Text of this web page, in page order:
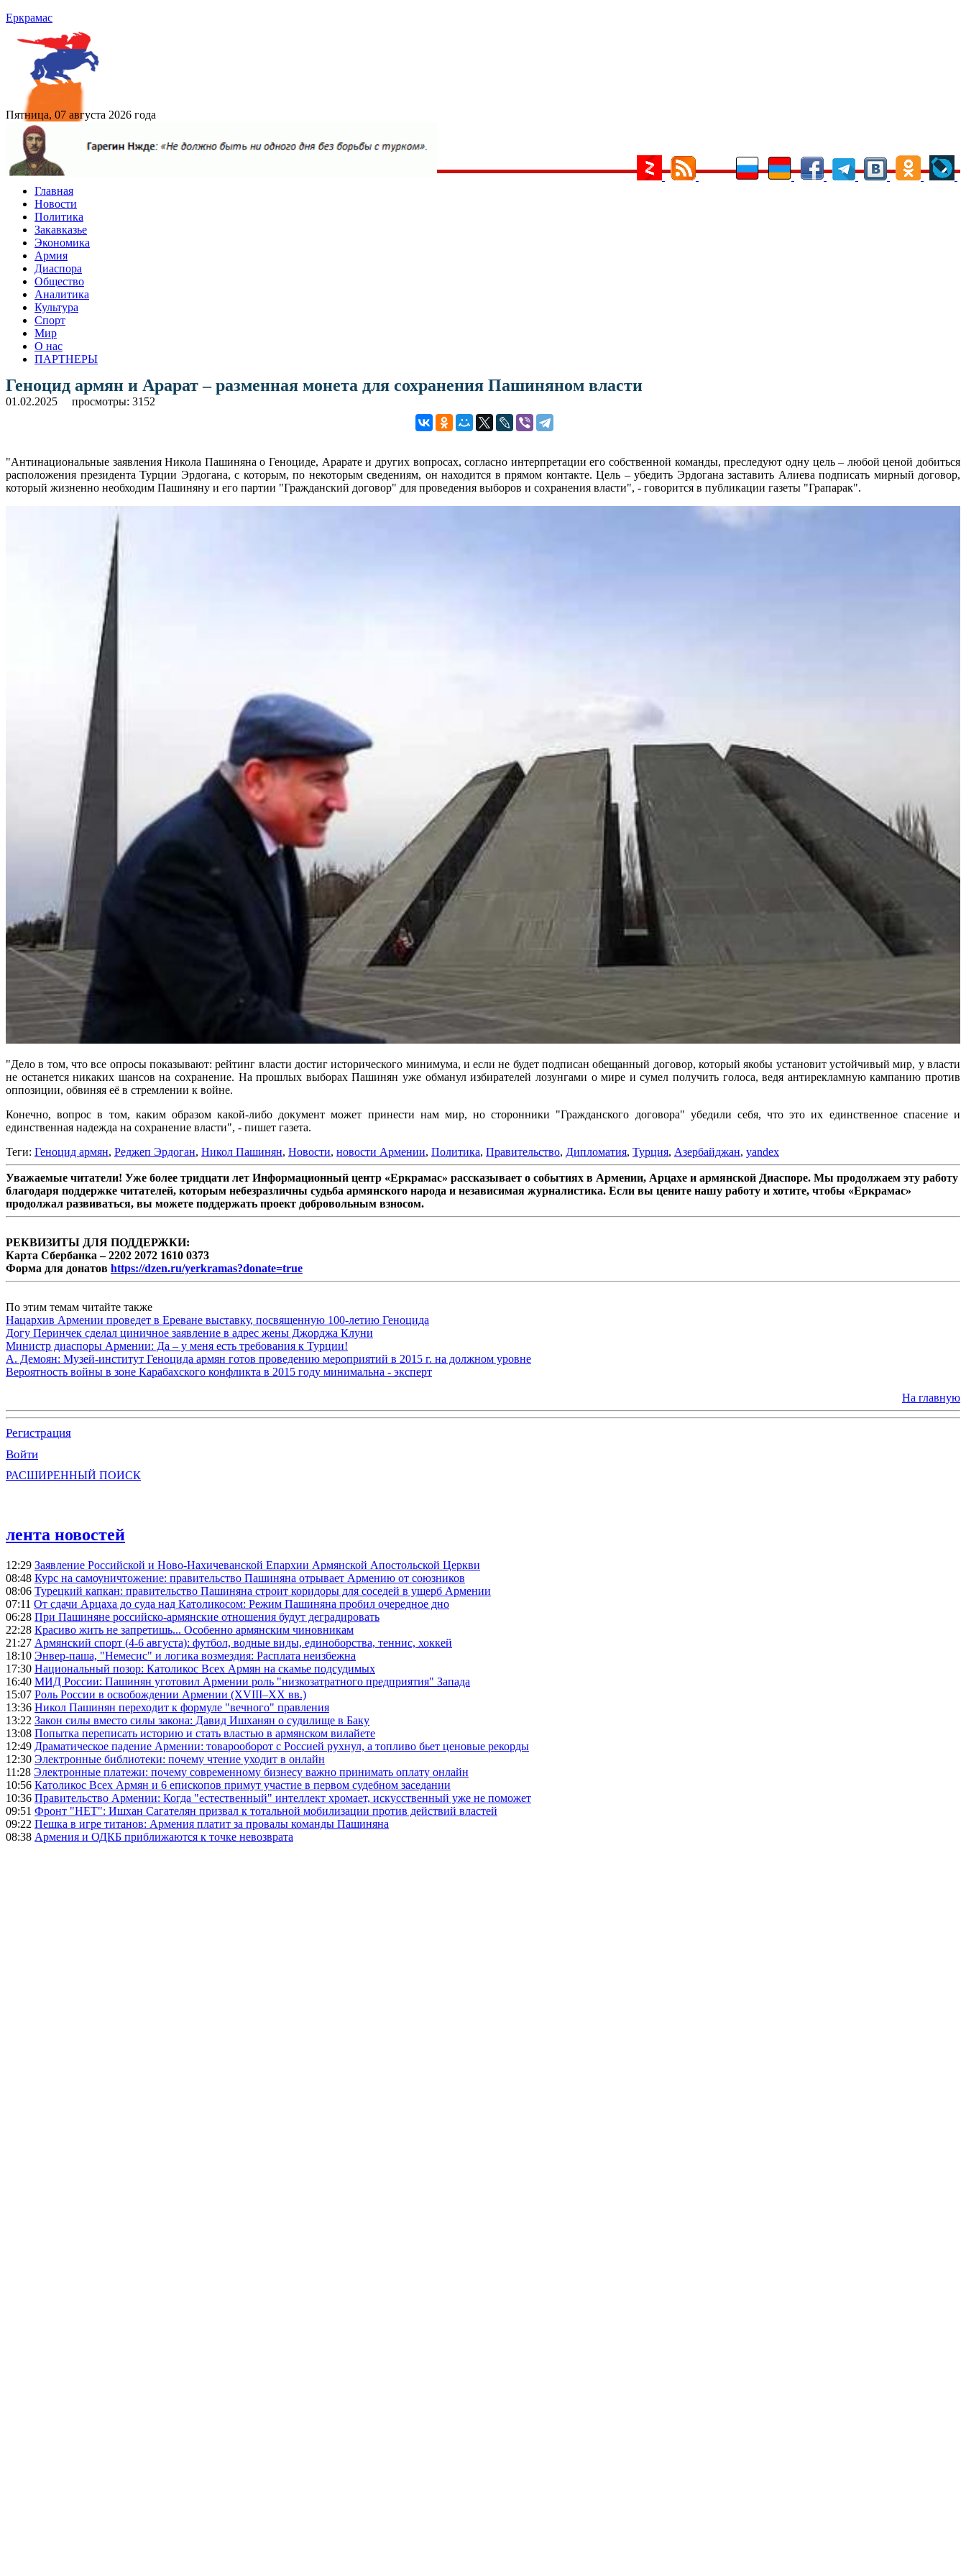
Еркрамас
Пятница, 07 августа 2026 года
Главная
Новости
Политика
Закавказье
Экономика
Армия
Диаспора
Общество
Аналитика
Культура
Спорт
Мир
О нас
ПАРТНЕРЫ
Геноцид армян и Арарат – разменная монета для сохранения Пашиняном власти
01.02.2025 просмотры: 3152
"Антинациональные заявления Никола Пашиняна о Геноциде, Арарате и других вопросах, согласно интерпретации его собственной команды, преследуют одну цель – любой ценой добиться
расположения президента Турции Эрдогана, с которым, по некоторым сведениям, он находится в прямом контакте. Цель – убедить Эрдогана заставить Алиева подписать мирный договор,
который жизненно необходим Пашиняну и его партии "Гражданский договор" для проведения выборов и сохранения власти", - говорится в публикации газеты "Грапарак".
"Дело в том, что все опросы показывают: рейтинг власти достиг исторического минимума, и если не будет подписан обещанный договор, который якобы установит устойчивый мир, у власти
не останется никаких шансов на сохранение. На прошлых выборах Пашинян уже обманул избирателей лозунгами о мире и сумел получить голоса, ведя антирекламную кампанию против
оппозиции, обвиняя её в стремлении к войне.
Конечно, вопрос в том, каким образом какой-либо документ может принести нам мир, но сторонники "Гражданского договора" убедили себя, что это их единственное спасение и
единственная надежда на сохранение власти", - пишет газета.
Теги: Геноцид армян, Реджеп Эрдоган, Никол Пашинян, Новости, новости Армении, Политика, Правительство, Дипломатия, Турция, Азербайджан, yandex
Уважаемые читатели! Уже более тридцати лет Информационный центр «Еркрамас» рассказывает о событиях в Армении, Арцахе и армянской Диаспоре. Мы продолжаем эту работу
благодаря поддержке читателей, которым небезразличны судьба армянского народа и независимая журналистика. Если вы цените нашу работу и хотите, чтобы «Еркрамас»
продолжал развиваться, вы можете поддержать проект добровольным взносом.
РЕКВИЗИТЫ ДЛЯ ПОДДЕРЖКИ:
Карта Сбербанка – 2202 2072 1610 0373
Форма для донатов https://dzen.ru/yerkramas?donate=true
По этим темам читайте также
Нацархив Армении проведет в Ереване выставку, посвященную 100-летию Геноцида
Догу Перинчек сделал циничное заявление в адрес жены Джорджа Клуни
Министр диаспоры Армении: Да – у меня есть требования к Турции!
А. Демоян: Музей-институт Геноцида армян готов проведению мероприятий в 2015 г. на должном уровне
Вероятность войны в зоне Карабахского конфликта в 2015 году минимальна - эксперт
На главную
Регистрация
Войти
РАСШИРЕННЫЙ ПОИСК
лента новостей
12:29 Заявление Российской и Ново-Нахичеванской Епархии Армянской Апостольской Церкви
08:48 Курс на самоуничтожение: правительство Пашиняна отрывает Армению от союзников
08:06 Турецкий капкан: правительство Пашиняна строит коридоры для соседей в ущерб Армении
07:11 От сдачи Арцаха до суда над Католикосом: Режим Пашиняна пробил очередное дно
06:28 При Пашиняне российско-армянские отношения будут деградировать
22:28 Красиво жить не запретишь... Особенно армянским чиновникам
21:27 Армянский спорт (4-6 августа): футбол, водные виды, единоборства, теннис, хоккей
18:10 Энвер-паша, "Немесис" и логика возмездия: Расплата неизбежна
17:30 Национальный позор: Католикос Всех Армян на скамье подсудимых
16:40 МИД России: Пашинян уготовил Армении роль "низкозатратного предприятия" Запада
15:07 Роль России в освобождении Армении (XVIII–XX вв.)
13:36 Никол Пашинян переходит к формуле "вечного" правления
13:22 Закон силы вместо силы закона: Давид Ишханян о судилище в Баку
13:08 Попытка переписать историю и стать властью в армянском вилайете
12:49 Драматическое падение Армении: товарооборот с Россией рухнул, а топливо бьет ценовые рекорды
12:30 Электронные библиотеки: почему чтение уходит в онлайн
11:28 Электронные платежи: почему современному бизнесу важно принимать оплату онлайн
10:56 Католикос Всех Армян и 6 епископов примут участие в первом судебном заседании
10:36 Правительство Армении: Когда "естественный" интеллект хромает, искусственный уже не поможет
09:51 Фронт "НЕТ": Ишхан Сагателян призвал к тотальной мобилизации против действий властей
09:22 Пешка в игре титанов: Армения платит за провалы команды Пашиняна
08:38 Армения и ОДКБ приближаются к точке невозврата